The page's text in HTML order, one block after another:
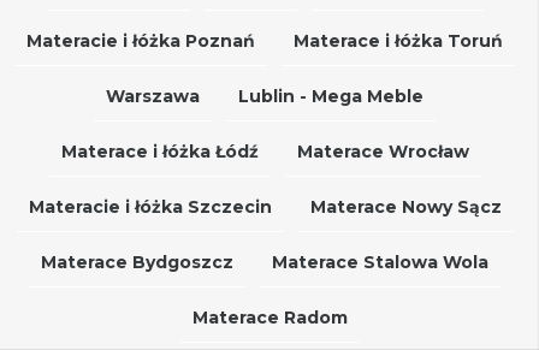
Materacie i łóżka Poznań Materace i łóżka Toruń
Warszawa Lublin - Mega Meble
Materace i łóżka Łódź Materace Wrocław
Materacie i łóżka Szczecin Materace Nowy Sącz
Materace Bydgoszcz Materace Stalowa Wola
Materace Radom